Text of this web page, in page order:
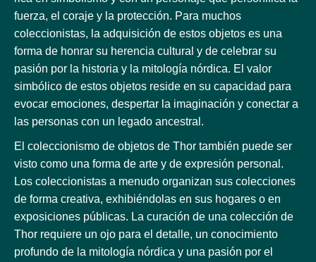
fuerza, el coraje y la protección. Para muchos
coleccionistas, la adquisición de estos objetos es una
forma de honrar su herencia cultural y de celebrar su
pasión por la historia y la mitología nórdica. El valor
simbólico de estos objetos reside en su capacidad para
evocar emociones, despertar la imaginación y conectar a
las personas con un legado ancestral.
El coleccionismo de objetos de Thor también puede ser
visto como una forma de arte y de expresión personal.
Los coleccionistas a menudo organizan sus colecciones
de forma creativa, exhibiéndolas en sus hogares o en
exposiciones públicas. La curación de una colección de
Thor requiere un ojo para el detalle, un conocimiento
profundo de la mitología nórdica y una pasión por el